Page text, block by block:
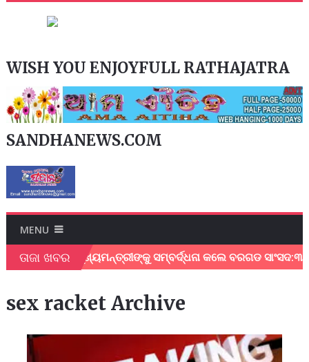
WISH YOU ENJOYFULL RATHAJATRA
SANDHANEWS.COM
MENU
ତାଜା ଖବରମୁଖ୍ୟମନ୍ତ୍ରୀଙ୍କୁ ସମ୍ବର୍ଦ୍ଧନା କଲେ ବରଗଡ ସାଂସଦ:୩ଟି
sex racket Archive